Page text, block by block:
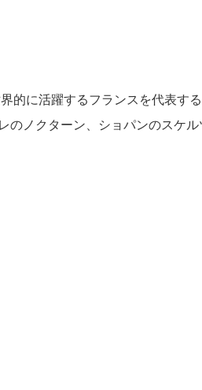
的に活躍するフランスを代表す
ノクターン、ショパンのスケ